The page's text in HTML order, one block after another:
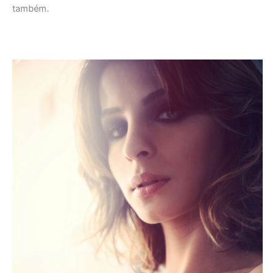
também.